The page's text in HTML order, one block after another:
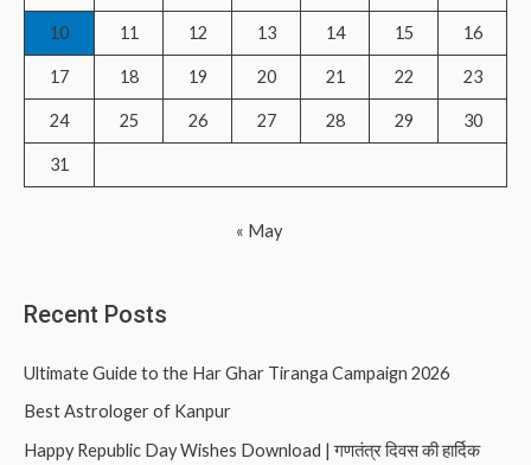
10 11 12 13 14 15 16
17 18 19 20 21 22 23
24 25 26 27 28 29 30
31
« May
Recent Posts
Ultimate Guide to the Har Ghar Tiranga Campaign 2026
Best Astrologer of Kanpur
Happy Republic Day Wishes Download | गणतंत्र दिवस की हार्दिक